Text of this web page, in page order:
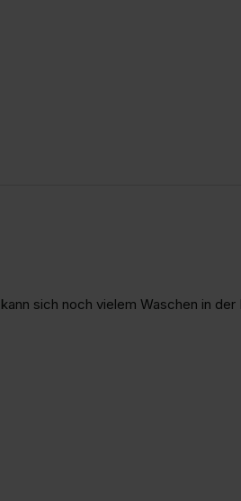
sich noch vielem Waschen in der